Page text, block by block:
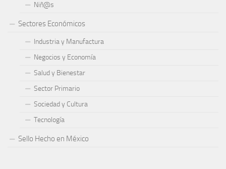
Niñ@s
Sectores Económicos
Industria y Manufactura
Negocios y Economía
Salud y Bienestar
Sector Primario
Sociedad y Cultura
Tecnología
Sello Hecho en México